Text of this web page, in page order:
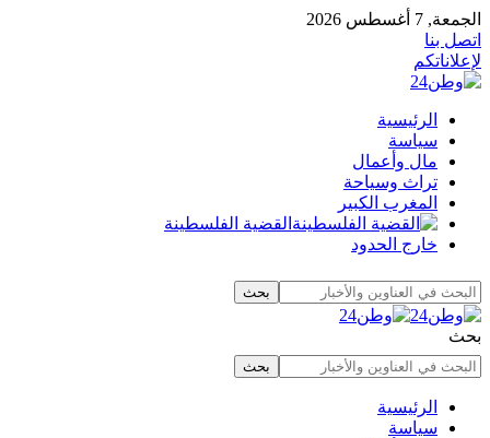
الجمعة, 7 أغسطس 2026
اتصل بنا
لإعلاناتكم
الرئيسية
سياسة
مال وأعمال
تراث وسياحة
المغرب الكبير
القضية الفلسطينة
خارج الحدود
بحث
الرئيسية
سياسة